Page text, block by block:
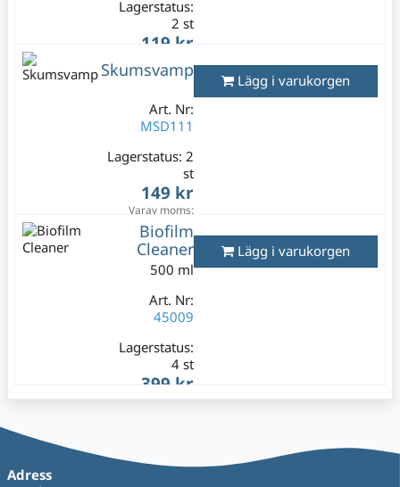
Lagerstatus:
2 st
119 kr
23,80 kr
Skumsvamp
Art. Nr:
MSD111
Lagerstatus: 2
st
149 kr
Varav moms:
29,80 kr
Lägg i varukorgen
Biofilm
Cleaner
500 ml
Art. Nr:
45009
Lagerstatus:
4 st
399 kr
Varav moms:
Lägg i varukorgen
Adress